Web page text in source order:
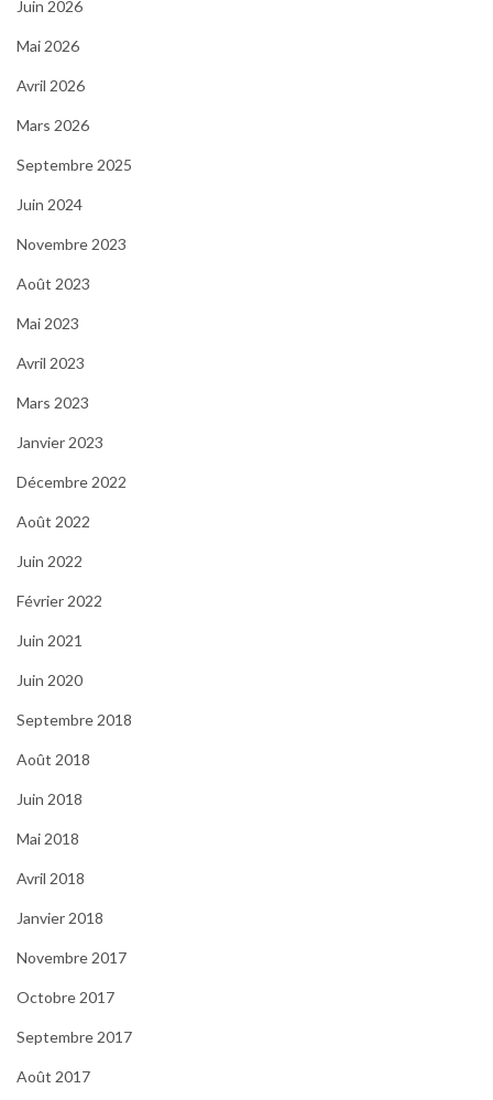
Juin 2026
Mai 2026
Avril 2026
Mars 2026
Septembre 2025
Juin 2024
Novembre 2023
Août 2023
Mai 2023
Avril 2023
Mars 2023
Janvier 2023
Décembre 2022
Août 2022
Juin 2022
Février 2022
Juin 2021
Juin 2020
Septembre 2018
Août 2018
Juin 2018
Mai 2018
Avril 2018
Janvier 2018
Novembre 2017
Octobre 2017
Septembre 2017
Août 2017